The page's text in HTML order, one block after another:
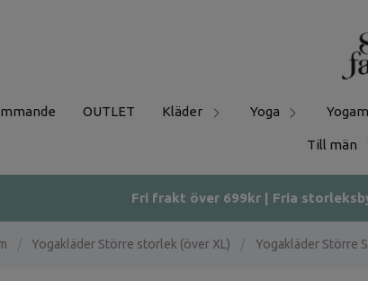
OUTLET Kläder Yoga
Till män
Fri frakt över 699kr | Fria
Yogakläder Större storlek (över XL) Yogakläder Större